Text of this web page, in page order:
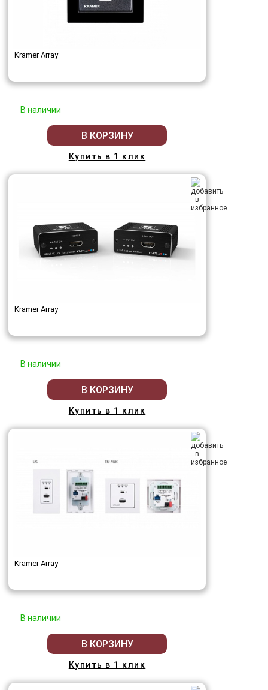
Kramer Array
В наличии
В КОРЗИНУ
Купить в 1 клик
Kramer Array
В наличии
В КОРЗИНУ
Купить в 1 клик
Kramer Array
В наличии
В КОРЗИНУ
Купить в 1 клик